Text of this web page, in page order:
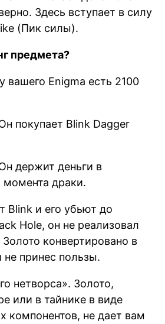
Здесь вступает в силу
(Пик силы).
предмета?
вашего Enigma есть 2100
покупает Blink Dagger
держит деньги в
момента драки.
Blink и его убьют до
Hole, он не реализовал
конвертировано в
принес пользы.
нетворса». Золото,
или в тайнике в виде
компонентов, не дает вам